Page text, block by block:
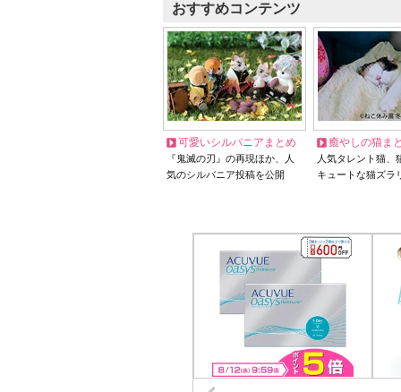
おすすめコンテンツ
可愛いシルバニアまとめ
『鬼滅の刃』の再現ほか、人
気のシルバニア投稿を公開
癒やしの猫ま
人気タレント猫
キュートな猫ズラ